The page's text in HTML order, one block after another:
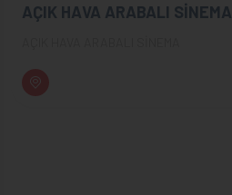
AÇIK HAVA ARABALI SİNEMA